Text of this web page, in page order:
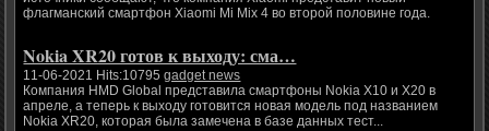
флагманский смартфон Xiaomi Mi Mix 4 во второй половине года.
Nokia XR20 готов к выходу: сма…
11-06-2021 Hits:10795gadget news
Компания HMD Global представила смартфоны Nokia X10 и X20 в
апреле, а теперь к выходу готовится новая модель под названием
Nokia XR20, которая была замечена в базе данных тест...